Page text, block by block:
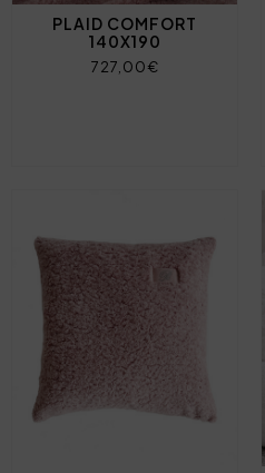
PLAID COMFORT
140X190
727,00€